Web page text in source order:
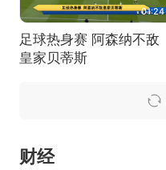
01:24
足球热身赛 阿森纳不敌
皇家贝蒂斯
财经